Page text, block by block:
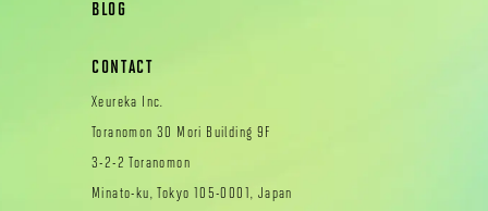
BLOG
CONTACT
Xeureka Inc.
Toranomon 30 Mori Building 9F
3-2-2 Toranomon
Minato-ku, Tokyo 105-0001, Japan